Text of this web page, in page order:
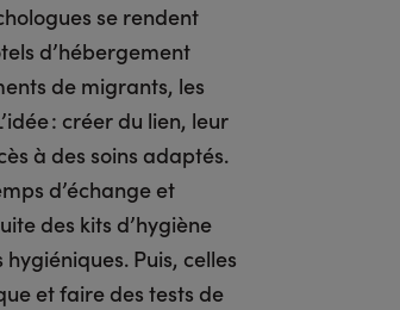
se rendent
d’hébergement
de migrants, les
: créer du lien, leur
à des soins adaptés.
d’échange et
des kits d’hygiène
Puis, celles
et faire des tests de